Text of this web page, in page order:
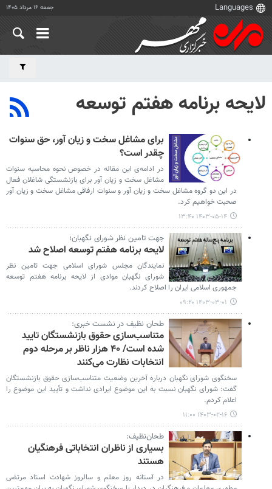
جمعه ۱۶ مرداد ۱۴۰۵
لایحه برنامه هفتم توسعه
برای مشاغل سخت و زیان آور، حق سنوات
چقدر است؟
در ادامه‌ی این مقاله در خصوص نحوه محاسبه سنوات
مشاغل سخت و زیان آور برای بازنشستگی شاغلان فعال
در این دو گروه مشاغل سخت و زیان آور و سنوات ارفاقی مشاغل سخت و زیان آور
صحبت خواهیم کرد.
۱۴۰۳-۰۵-۱۴ ۱۳:۴۰
جهت تامین نظر شورای نگهبان؛
لایحه برنامه هفتم توسعه اصلاح شد
نمایندگان مجلس شورای اسلامی جهت تامین نظر
شورای نگهبان موادی از لایحه برنامه هفتم توسعه
جمهوری اسلامی ایران را اصلاح کردند.
۱۴۰۳-۰۳-۰۱ ۰۹:۲۰
طحان نظیف در نشست خبری:
متناسب‌سازی حقوق بازنشستگان تایید
شده است/ ۴۰ هزار ناظر بر مرحله دوم
انتخابات نظارت می‌کنند
سخنگوی شورای نگهبان درباره آخرین وضعیت متناسب‌سازی حقوق بازنشستگان
گفت: شورای نگهبان نسبت به این موضوع ایرادی نداشت و تأیید این موضوع را
اعلام کردم.
۱۴۰۳-۰۲-۱۶ ۱۱:۰۰
طحان‌نظیف:
بسیاری از ناظران انتخاباتی فرهنگیان
هستند
در آستانه روز معلم و سالروز شهادت استاد مرتضی